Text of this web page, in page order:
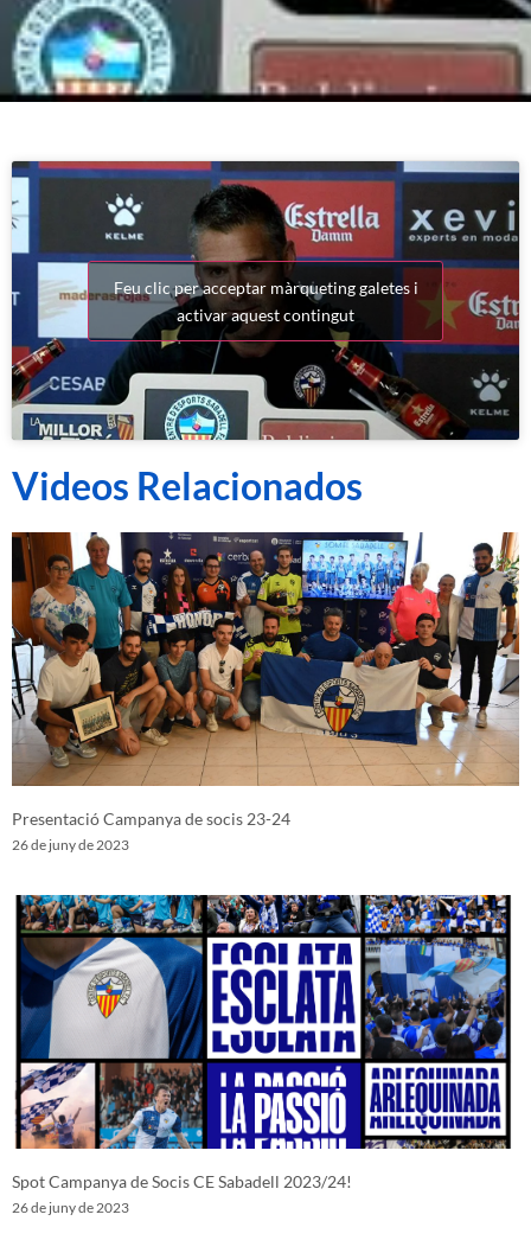
Feu clic per acceptar màrqueting galetes i
activar aquest contingut
Videos Relacionados
Presentació Campanya de socis 23-24
26 de juny de 2023
Spot Campanya de Socis CE Sabadell 2023/24!
26 de juny de 2023